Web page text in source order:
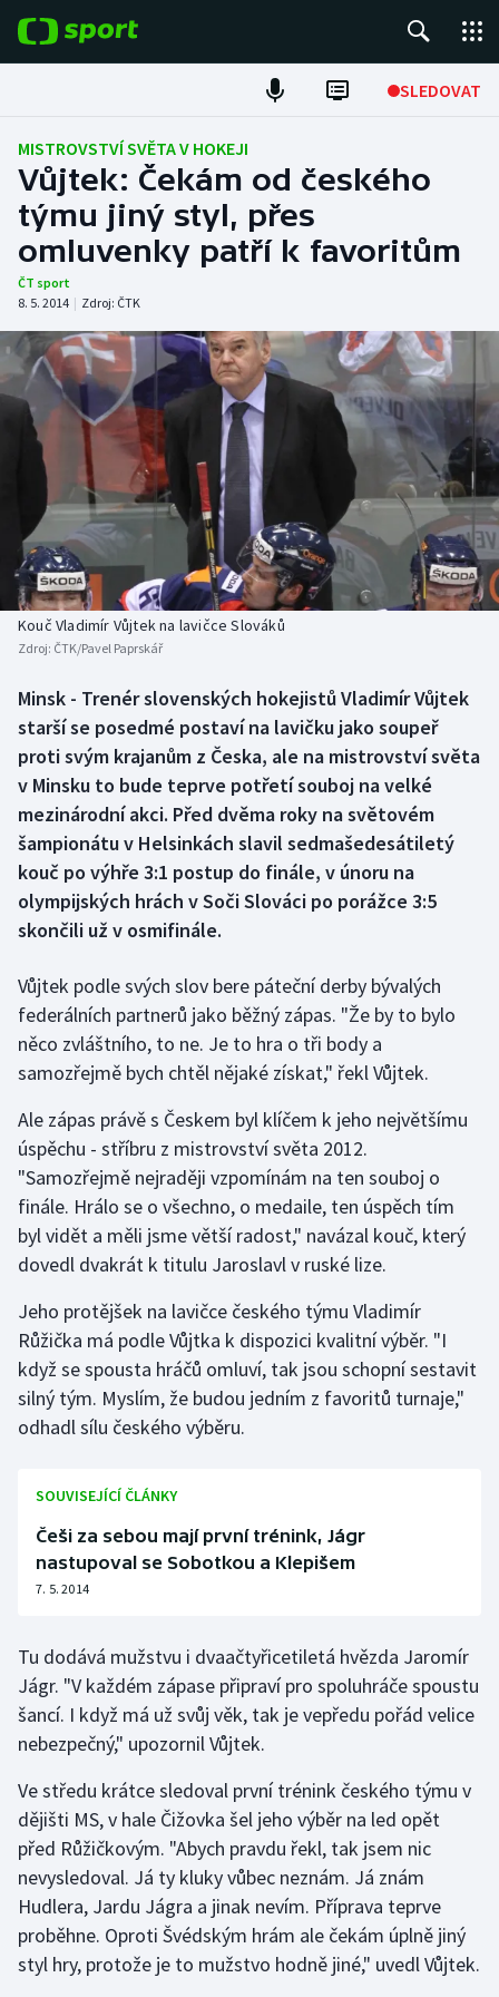
SLEDOVAT
Fotbal
Hokej
Tenis
Atletika
Cyklistika
DALŠÍ SPORTY
Americký fotbal
Baseball a softbal
Basketbal
Biatlon
Box
Curling
Dostihy
Florbal
Futsal
Golf
Gymnastika
Jezdectví
Judo
Krasobruslení
Lezení
Lyže a snowboard
Moderní pětiboj
Olympijské hry
Parasport
Plážový volejbal
Ragby
Rychlobruslení
Rychlostní kanoistika
Short track
Sportovní střelba
NEPŘEHLÉDNĚTE
Soutěže
Historické návraty
Aplikace ČT sport
MISTROVSTVÍ SVĚTA V HOKEJI
Vůjtek: Čekám od českého
týmu jiný styl, přes
omluvenky patří k favoritům
ČT sport
8. 5. 2014 | Zdroj: ČTK
Kouč Vladimír Vůjtek na lavičce Slováků
Zdroj: ČTK/Pavel Paprskář
Minsk - Trenér slovenských hokejistů Vladimír Vůjtek
starší se posedmé postaví na lavičku jako soupeř
proti svým krajanům z Česka, ale na mistrovství světa
v Minsku to bude teprve potřetí souboj na velké
mezinárodní akci. Před dvěma roky na světovém
šampionátu v Helsinkách slavil sedmašedesátiletý
kouč po výhře 3:1 postup do finále, v únoru na
olympijských hrách v Soči Slováci po porážce 3:5
skončili už v osmifinále.
Vůjtek podle svých slov bere páteční derby bývalých
federálních partnerů jako běžný zápas. "Že by to bylo
něco zvláštního, to ne. Je to hra o tři body a
samozřejmě bych chtěl nějaké získat," řekl Vůjtek.
Ale zápas právě s Českem byl klíčem k jeho největšímu
úspěchu - stříbru z mistrovství světa 2012.
"Samozřejmě nejraději vzpomínám na ten souboj o
finále. Hrálo se o všechno, o medaile, ten úspěch tím
byl vidět a měli jsme větší radost," navázal kouč, který
dovedl dvakrát k titulu Jaroslavl v ruské lize.
Jeho protějšek na lavičce českého týmu Vladimír
Růžička má podle Vůjtka k dispozici kvalitní výběr. "I
když se spousta hráčů omluví, tak jsou schopní sestavit
silný tým. Myslím, že budou jedním z favoritů turnaje,"
odhadl sílu českého výběru.
SOUVISEJÍCÍ ČLÁNKY
Češi za sebou mají první trénink, Jágr
nastupoval se Sobotkou a Klepišem
7. 5. 2014
Tu dodává mužstvu i dvaačtyřicetiletá hvězda Jaromír
Jágr. "V každém zápase připraví pro spoluhráče spoustu
šancí. I když má už svůj věk, tak je vepředu pořád velice
nebezpečný," upozornil Vůjtek.
Ve středu krátce sledoval první trénink českého týmu v
dějišti MS, v hale Čižovka šel jeho výběr na led opět
před Růžičkovým. "Abych pravdu řekl, tak jsem nic
nevysledoval. Já ty kluky vůbec neznám. Já znám
Hudlera, Jardu Jágra a jinak nevím. Příprava teprve
proběhne. Oproti Švédským hrám ale čekám úplně jiný
styl hry, protože je to mužstvo hodně jiné," uvedl Vůjtek.